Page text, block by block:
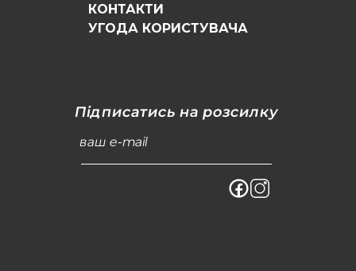
КОНТАКТИ
УГОДА КОРИСТУВАЧА
Підписатись на розсилку
ваш e-mail